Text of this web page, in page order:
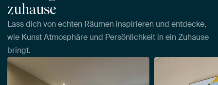
zuhause
Lass dich von echten Räumen inspirieren und entdecke,
wie Kunst Atmosphäre und Persönlichkeit in ein Zuhause
bringt.